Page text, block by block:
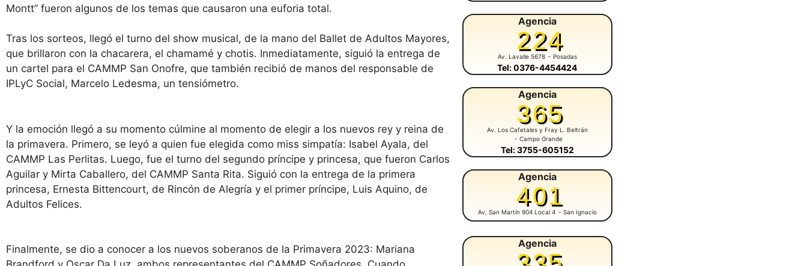
Montt” fueron algunos de los temas que causaron una euforia total.
Tras los sorteos, llegó el turno del show musical, de la mano del Ballet de Adultos Mayores,
que brillaron con la chacarera, el chamamé y chotis. Inmediatamente, siguió la entrega de
un cartel para el CAMMP San Onofre, que también recibió de manos del responsable de
IPLyC Social, Marcelo Ledesma, un tensiómetro.
Y la emoción llegó a su momento cúlmine al momento de elegir a los nuevos rey y reina de
la primavera. Primero, se leyó a quien fue elegida como miss simpatía: Isabel Ayala, del
CAMMP Las Perlitas. Luego, fue el turno del segundo príncipe y princesa, que fueron Carlos
Aguilar y Mirta Caballero, del CAMMP Santa Rita. Siguió con la entrega de la primera
princesa, Ernesta Bittencourt, de Rincón de Alegría y el primer príncipe, Luis Aquino, de
Adultos Felices.
Finalmente, se dio a conocer a los nuevos soberanos de la Primavera 2023: Mariana
Agencia
224
Av. Lavalle 5678 - Posadas
Tel: 0376-4454424
Agencia
365
Av. Los Cafetales y Fray L. Beltrán
- Campo Grande
Tel: 3755-605152
Agencia
401
Av. San Martín 904 Local 4 - San Ignacio
Agencia